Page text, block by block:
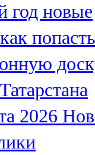
год новые
2026